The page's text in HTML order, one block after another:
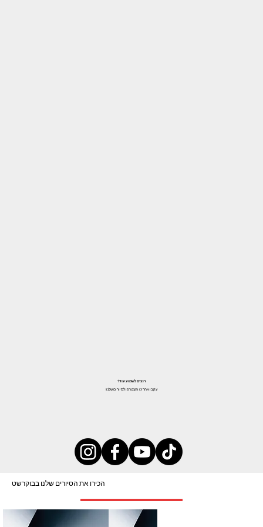
רוצים לשמוע עוד?
עקבו אחרינו והצטרפו לסיורים שלנו!
הכירו את הסיורים שלנו בבוקרשט